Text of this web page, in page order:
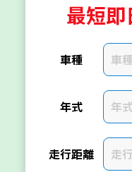
最短即
車種 車
年式 年
走行距離 走